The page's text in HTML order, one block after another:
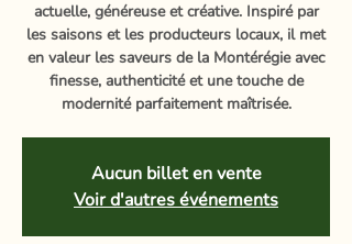
actuelle, généreuse et créative. Inspiré par
les saisons et les producteurs locaux, il met
en valeur les saveurs de la Montérégie avec
finesse, authenticité et une touche de
modernité parfaitement maîtrisée.
Aucun billet en vente
Voir d'autres événements